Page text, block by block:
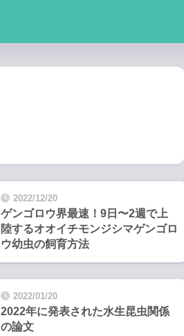
2022/12/20
ゲンゴロウ界最速！9日〜2週で上
陸するオオイチモンジシマゲンゴロ
ウ幼虫の飼育方法
2022/01/20
2022年に発表された水生昆虫関係
の論文